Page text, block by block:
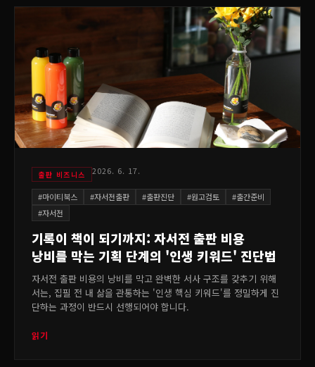
출판 비즈니스 2026. 6. 17.
#마이티북스 #자서전출판 #출판진단 #원고검토 #출간준비
#자서전
기록이 책이 되기까지: 자서전 출판 비용
낭비를 막는 기획 단계의 '인생 키워드' 진단법
자서전 출판 비용의 낭비를 막고 완벽한 서사 구조를 갖추기 위해
서는, 집필 전 내 삶을 관통하는 '인생 핵심 키워드'를 정밀하게 진
단하는 과정이 반드시 선행되어야 합니다.
읽기